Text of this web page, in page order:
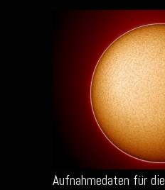
Aufnahmedaten für die